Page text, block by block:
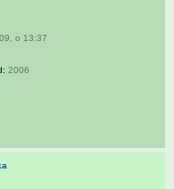
o 13:37
2006